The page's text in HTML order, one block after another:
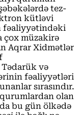
tez-
kütləvi
fəaliyyətindəki
çox müzakirə
Aqrar Xidmətlər
və
fəaliyyətləri
sırasındır.
olan
bu gün ölkədə